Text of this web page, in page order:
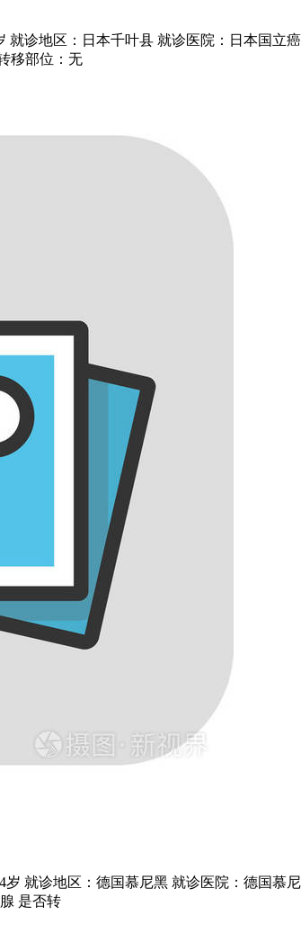
诊地区：日本千叶县 就诊医院：日本国
移部位：无
就诊地区：德国慕尼黑 就诊医院：德国慕
是否转